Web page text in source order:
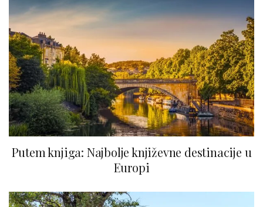
Putem knjiga: Najbolje književne destinacije u
Europi